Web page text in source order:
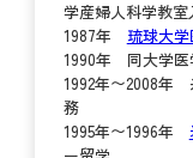
学産婦人科学教室
1987年 琉球大
1990年 同大学医
1992年〜2008年
務
1995年〜1996年